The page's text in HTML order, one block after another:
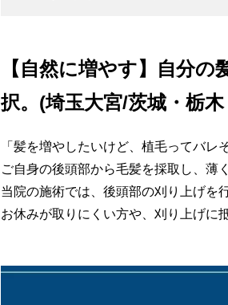
【自然に増やす】自分
択。(埼玉大宮/茨城・栃
「髪を増やしたいけど、植毛ってバ
ご自身の後頭部から毛髪を採取し、薄
当院の施術では、後頭部の刈り上げを
お休みが取りにくい方や、刈り上げに